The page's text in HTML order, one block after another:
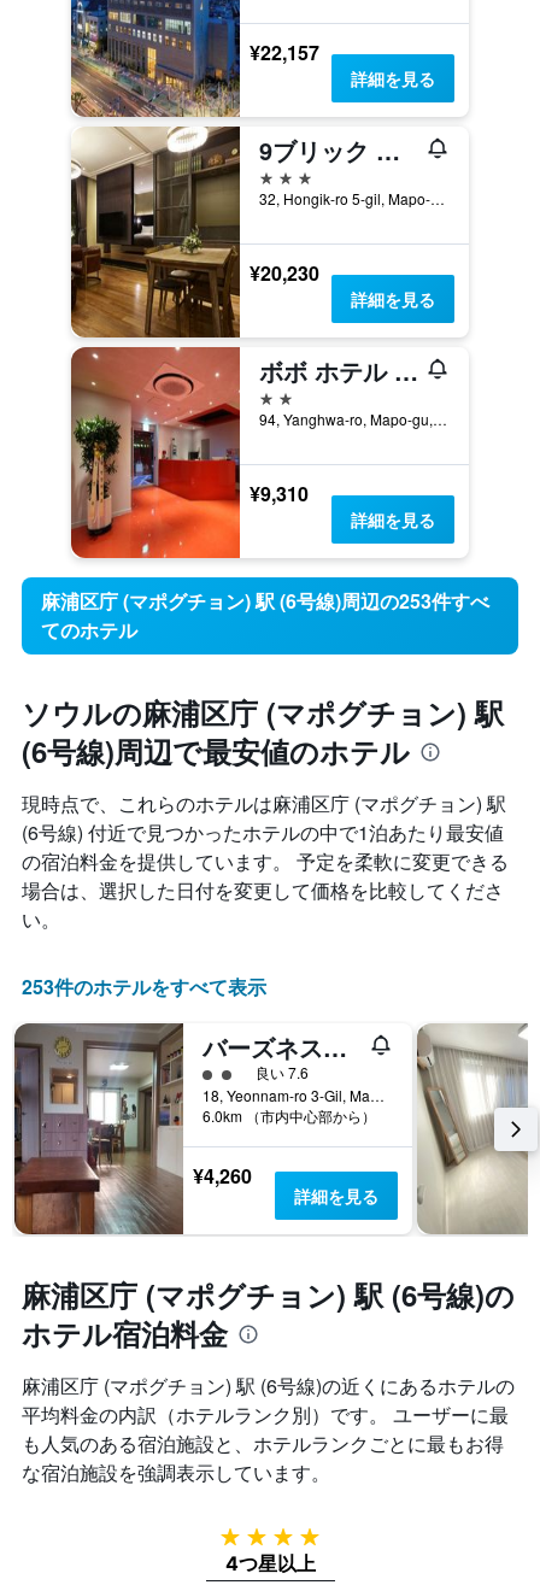
¥22,157
詳細を見る
9ブリック ホテル
3つ星
32, Hongik-ro 5-gil, Mapo-gu, ソウル, 韓国
¥20,230
詳細を見る
ボボ ホテル ホンデ
2つ星
94, Yanghwa-ro, Mapo-gu, ソウル, 韓国
¥9,310
詳細を見る
麻浦区庁 (マポグチョン) 駅 (6号線)周辺の253件すべ
てのホテル
ソウルの麻浦区庁 (マポグチョン) 駅
(6号線)周辺で最安値のホテル
現時点で、これらのホテルは麻浦区庁 (マポグチョン) 駅
(6号線) 付近で見つかったホテルの中で1泊あたり最安値
の宿泊料金を提供しています。 予定を柔軟に変更できる
場合は、選択した日付を変更して価格を比較してくださ
い。
253件のホテルをすべて表示
バーズネスト ホステル ホンデ
2​クラス評価
良い 7.6
18, Yeonnam-ro 3-Gil, Mapo-gu, ソウル, 韓国
6.0km （市内中心部から）
¥4,260
詳細を見る
麻浦区庁 (マポグチョン) 駅 (6号線)の
ホテル宿泊料金
麻浦区庁 (マポグチョン) 駅 (6号線)の近くにあるホテルの
平均料金の内訳（ホテルランク別）です。 ユーザーに最
も人気のある宿泊施設と、ホテルランクごとに最もお得
な宿泊施設を強調表示しています。
4つ星
4つ星以上